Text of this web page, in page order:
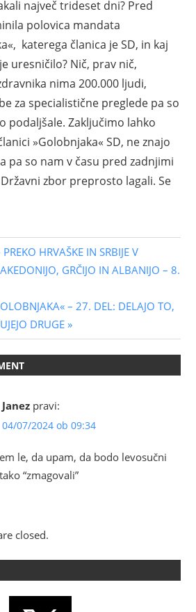
največ trideset dni? Pred
polovica mandata
katerega članica je SD, in kaj
uresničilo? Nič, prav nič,
nima 200.000 ljudi,
za specialistične preglede pa so
podaljšale. Zaključimo lahko
»Golobnjaka« SD, ne znajo
pa so nam v času pred zadnjimi
zbor preprosto lagali. Se
HRVAŠKE IN SRBIJE V
GRČIJO IN ALBANIJO – 8.
– 27. DEL: DELAJO TO,
DRUGE
Janez pravi:
04/07/2024 ob 09:34
le, da upam, da bodo levosučni
“zmagovali”
closed.